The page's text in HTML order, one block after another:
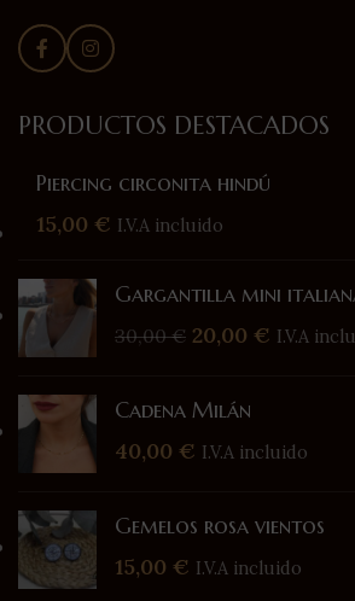
PRODUCTOS DESTACADOS
Piercing circonita hindú
15,00 € I.V.A incluido
Gargantilla mini
30,00€ 20,00 € I.V.A
Cadena Milán
40,00 € I.V.A incluido
Gemelos rosa vientos
15,00 € I.V.A incluido